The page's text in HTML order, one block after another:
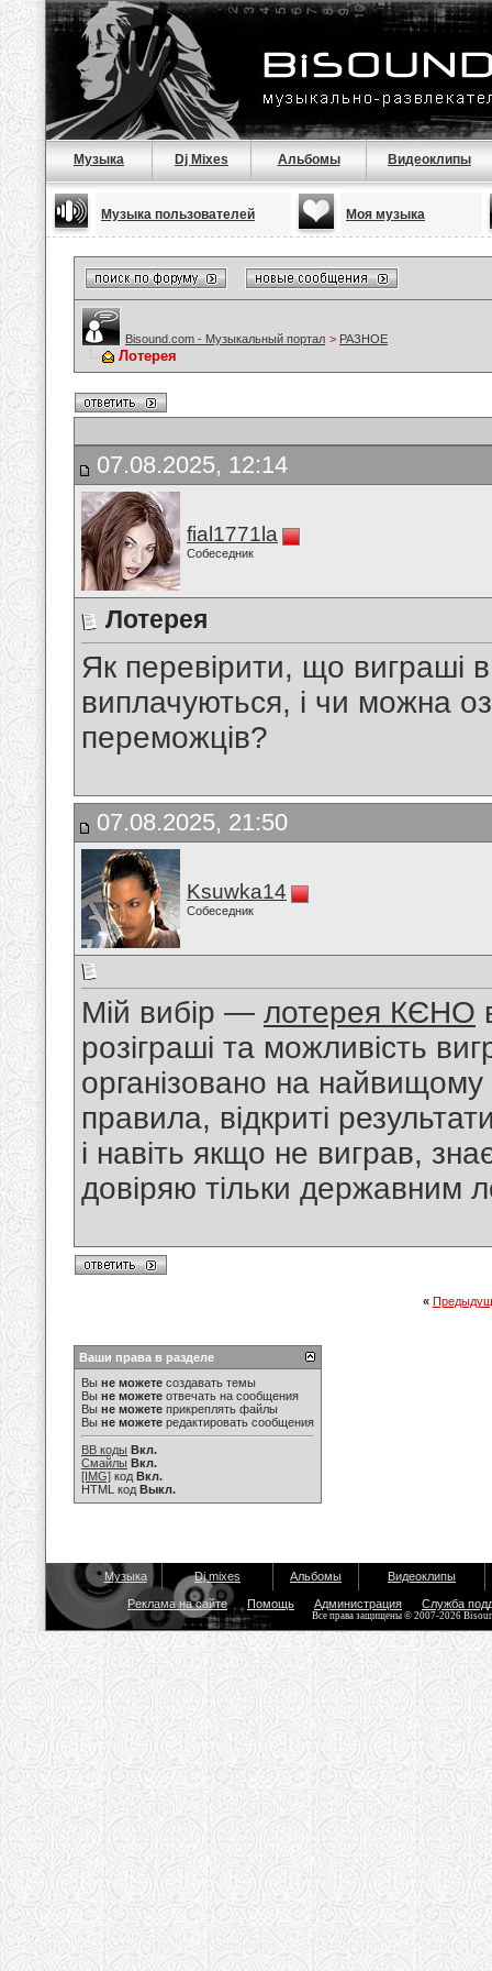
Музыка Dj Mixes Альбомы Видеоклипы
Музыка пользователей Моя музыка
Bisound.com - Музыкальный портал > РАЗНОЕ
Лотерея
07.08.2025, 12:14
fial1771la
Собеседник
Лотерея
Як перевірити, що виграші
виплачуються, і чи можна
переможців?
07.08.2025, 21:50
Ksuwka14
Собеседник
Мій вибір — лотерея КЄНО
розіграші та можливість
організовано на найвищому
правила, відкриті
і навіть якщо не виграв,
довіряю тільки державним
«
Ваши права в разделе
Вы не можете создавать темы
Вы не можете отвечать на сообщения
Вы не можете прикреплять файлы
Вы не можете редактировать сообщения
BB коды Вкл.
Смайлы Вкл.
[IMG] код Вкл.
HTML код Выкл.
Музыка Dj mixes Альбомы Видеоклипы
Реклама на сайте Помощь Администрация Служба
Все права защищены © 2007-2026